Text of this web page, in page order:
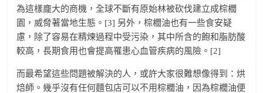
為這樣龐大的商機，全球不斷有原始林被砍伐建立成棕櫚
園，威脅著當地生態。[3] 另外，棕櫚油也有一些食安疑
慮，除了容易在精煉過程中受污染，其中所含的飽和脂肪酸
較高，長期食用也會提高罹患心血管疾病的風險。[2]
而最希望這些問題被解決的人，或許大家很難想像得到：烘
焙師。幾乎沒有任何麵包店可以不用棕櫚油，因為棕櫚油便